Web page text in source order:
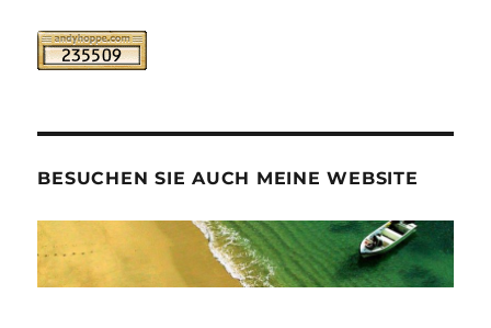
BESUCHEN SIE AUCH MEINE WEBSITE